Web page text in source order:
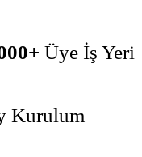
Üye İş Yeri
Kurulum